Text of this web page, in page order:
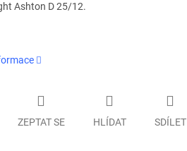
Ashton D 25/12.
ZEPTAT SE HLÍDAT SDÍLET